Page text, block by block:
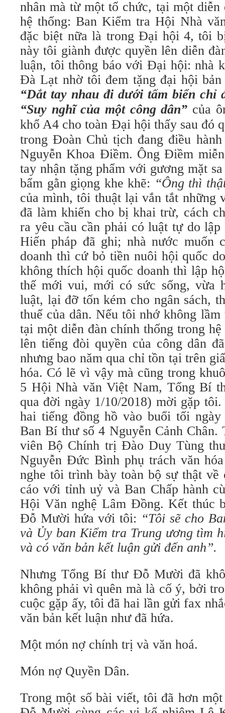
nhân mà từ một tổ chức, tại một diễn
hệ thống: Ban Kiểm tra Hội Nhà
đặc biệt nữa là trong Đại hội 4, tôi
này tôi giành được quyền lên diễn
luận, tôi thông báo với Đại hội: nhà
Đà Lạt nhờ tôi đem tặng đại hội
“Dắt tay nhau đi dưới tấm biển
“Suy nghĩ của một công dân” của
khổ A4 cho toàn Đại hội thấy sau đó
trong Đoàn Chủ tịch đang điều
Nguyễn Khoa Điềm. Ông Điềm
tay nhận tặng phẩm với gương mặt
bẩm gằn giọng khe khẽ: “Ông thì
của mình, tôi thuật lại vắn tắt những
đã làm khiến cho bị khai trừ, cách
ra yêu cầu cần phải có luật tự do
Hiến pháp đã ghi; nhà nước muốn
doanh thì cứ bỏ tiền nuôi hội quốc
không thích hội quốc doanh thì lập
thế mới vui, mới có sức sống, vừa
luật, lại đỡ tốn kém cho ngân sách,
thuế của dân. Nếu tôi nhớ không
tại một diễn đàn chính thống trong
lên tiếng đòi quyền của công dân
nhưng bao năm qua chỉ tồn tại trên
hóa. Có lẽ vì vậy mà cũng trong
5 Hội Nhà văn Việt Nam, Tổng Bí
qua đời ngày 1/10/2018) mời gặp
hai tiếng đồng hồ vào buổi tối
Ban Bí thư số 4 Nguyễn Cảnh
viên Bộ Chính trị Đào Duy Tùng
Nguyễn Đức Bình phụ trách văn
nghe tôi trình bày toàn bộ sự thật về
cáo với tỉnh uỷ và Ban Chấp hành
Hội Văn nghệ Lâm Đồng. Kết thúc
Đỗ Mười hứa với tôi: “Tôi sẽ cho
và Ủy ban Kiểm tra Trung ương tìm
và có văn bản kết luận gửi đến anh”.
Nhưng Tổng Bí thư Đỗ Mười đã
không phải vì quên mà là cố ý, bởi
cuộc gặp ấy, tôi đã hai lần gửi fax
văn bản kết luận như đã hứa.
Một món nợ chính trị và văn hoá.
Món nợ Quyền Dân.
Trong một số bài viết, tôi đã hơn